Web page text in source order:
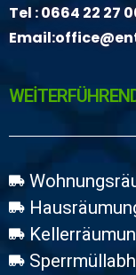
Tel :0664 22 27
Email: